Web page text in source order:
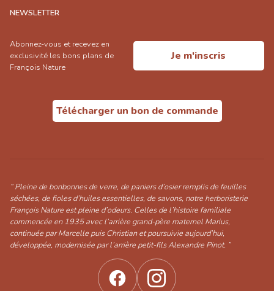
NEWSLETTER
Abonnez-vous et recevez en
exclusivité les bons plans de
François Nature
Je m'inscris
Télécharger un bon de commande
“ Pleine de bonbonnes de verre, de paniers d’osier remplis de feuilles
séchées, de fioles d’huiles essentielles, de savons, notre herboristerie
François Nature est pleine d’odeurs. Celles de l’histoire familiale
commencée en 1935 avec l’arrière grand-père maternel Marius,
continuée par Marcelle puis Christian et poursuivie aujourd’hui,
développée, modernisée par l’arrière petit-fils Alexandre Pinot. ”